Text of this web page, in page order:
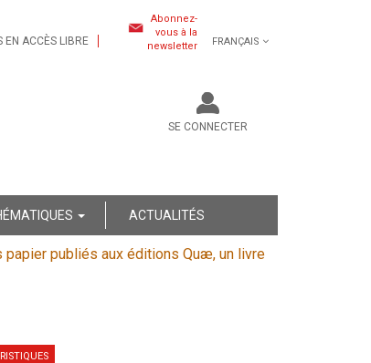
EN ACCÈS LIBRE
Abonnez-
vous à la
newsletter
FRANÇAIS
SE CONNECTER
ACTUALITÉS
papier publiés aux éditions Quæ, un livre